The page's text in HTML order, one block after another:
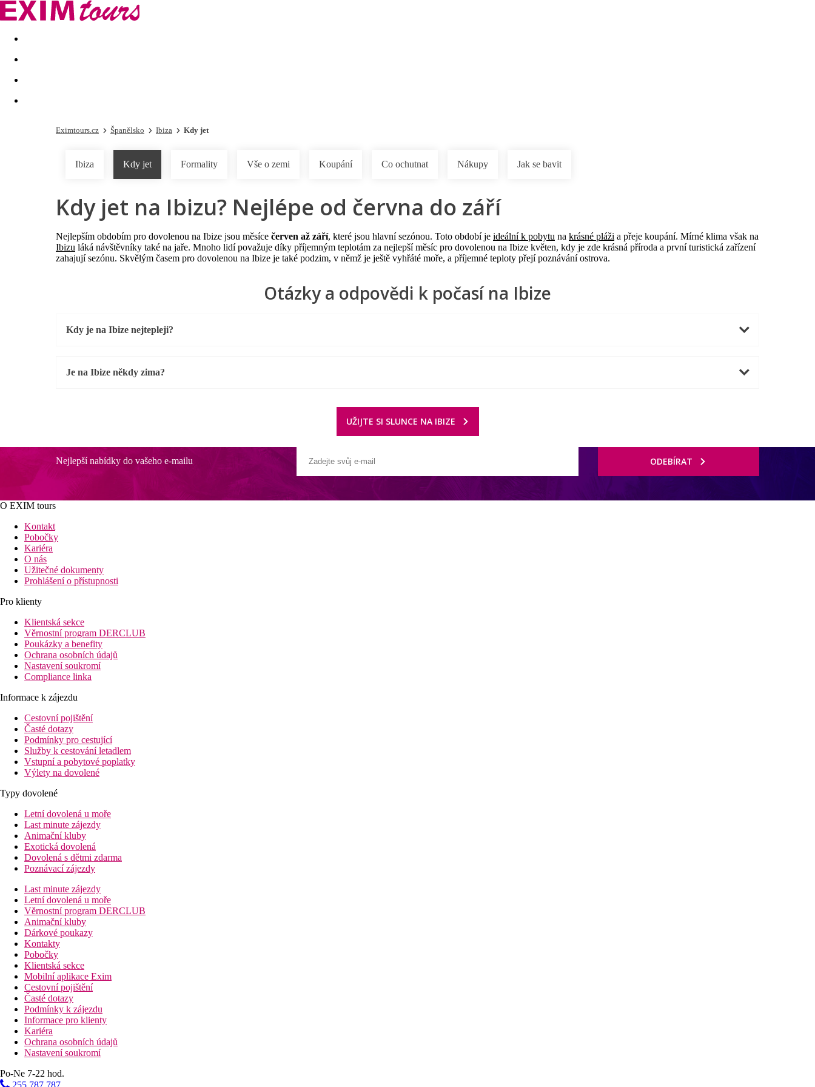
Akční nabídky Last minute
Eximtours.cz Španělsko Ibiza Kdy jet
Ibiza Kdy jet Formality Vše o zemi Koupání Co ochutnat Nákupy Jak se bavit
Kdy jet na Ibizu? Nejlépe od června do září
Nejlepším obdobím pro dovolenou na Ibize jsou měsíce červen až září, které jsou hlavní sezónou. Toto období je ideální k pobytu na krásné pláži a přeje koupání. Mírné klima však na
Ibizu láká návštěvníky také na jaře. Mnoho lidí považuje díky příjemným teplotám za nejlepší měsíc pro dovolenou na Ibize květen, kdy je zde krásná příroda a první turistická zařízení
zahajují sezónu. Skvělým časem pro dovolenou na Ibize je také podzim, v němž je ještě vyhřáté moře, a příjemné teploty přejí poznávání ostrova.
Otázky a odpovědi k počasí na Ibize
Kdy je na Ibize nejtepleji?
Je na Ibize někdy zima?
UŽIJTE SI SLUNCE NA IBIZE
Nejlepší nabídky do vašeho e-mailu ODEBÍRAT
O EXIM tours
Kontakt
Pobočky
Kariéra
O nás
Užitečné dokumenty
Prohlášení o přístupnosti
Pro klienty
Klientská sekce
Věrnostní program DERCLUB
Poukázky a benefity
Ochrana osobních údajů
Nastavení soukromí
Compliance linka
Informace k zájezdu
Cestovní pojištění
Časté dotazy
Podmínky pro cestující
Služby k cestování letadlem
Vstupní a pobytové poplatky
Výlety na dovolené
Typy dovolené
Letní dovolená u moře
Last minute zájezdy
Animační kluby
Exotická dovolená
Dovolená s dětmi zdarma
Poznávací zájezdy
Last minute zájezdy
Letní dovolená u moře
Věrnostní program DERCLUB
Animační kluby
Dárkové poukazy
Kontakty
Pobočky
Klientská sekce
Mobilní aplikace Exim
Cestovní pojištění
Časté dotazy
Podmínky k zájezdu
Informace pro klienty
Kariéra
Ochrana osobních údajů
Nastavení soukromí
Po-Ne 7-22 hod.
255 787 787